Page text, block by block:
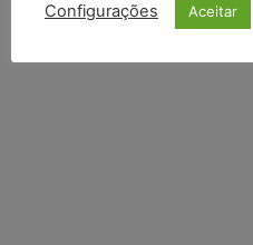
Configurações Aceitar